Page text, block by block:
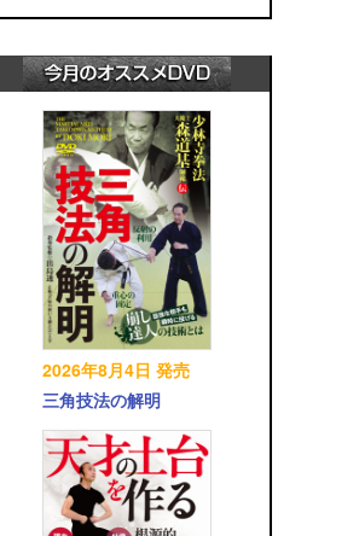
2026年8月4日 発売
三角技法の解明